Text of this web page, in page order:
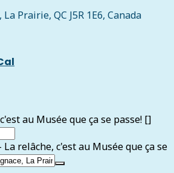
Prairie, QC J5R 1E6, Canada
au Musée que ça se passe! []
relâche, c'est au Musée que ça se